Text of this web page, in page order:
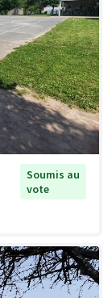
Soumis au
vote